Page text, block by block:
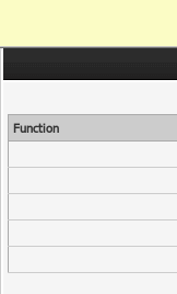
Function